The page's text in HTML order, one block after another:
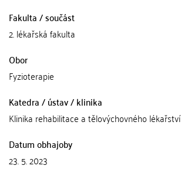
Fakulta / součást
2. lékařská fakulta
Obor
Fyzioterapie
Katedra / ústav / klinika
Klinika rehabilitace a tělovýchovného lékařství
Datum obhajoby
23. 5. 2023